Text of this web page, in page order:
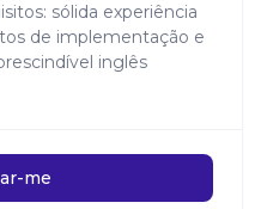
sólida experiência
de implementação e
inglês
me